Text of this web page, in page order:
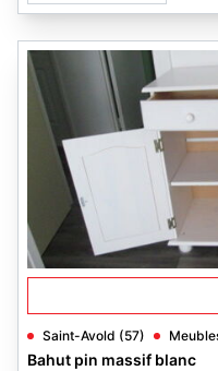
Saint-Avold (57)
Bahut pin massif blanc